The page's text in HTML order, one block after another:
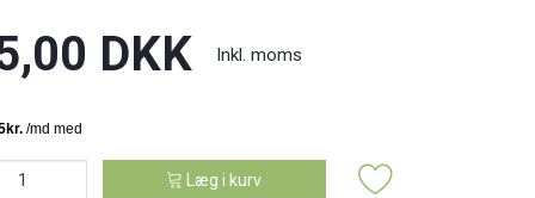
DKK Inkl. moms
Læg i kurv